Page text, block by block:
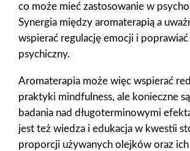
co może mieć zastosowanie w
Synergia między aromaterapią a
wspierać regulację emocji i
psychiczny.
Aromaterapia może więc wspierać
praktyki mindfulness, ale konieczne
badania nad długoterminowymi
jest też wiedza i edukacja w kwestii
proporcji używanych olejków oraz ich